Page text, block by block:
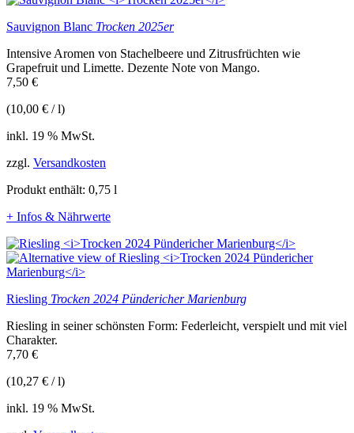
Sauvignon Blanc Trocken 2025er
Intensive Aromen von Stachelbeere und Zitrusfrüchten wie
Grapefruit und Limette. Dezente Note von Mango.
7,50 €
(10,00 € /l)
inkl. 19 % MwSt.
zzgl. Versandkosten
Produkt enthält: 0,75 l
+ Infos & Nährwerte
Riesling Trocken 2024 Pündericher Marienburg
Riesling in seiner schönsten Form: Federleicht, verspielt und mit viel
Charakter.
7,70 €
(10,27 € /l)
inkl. 19 % MwSt.